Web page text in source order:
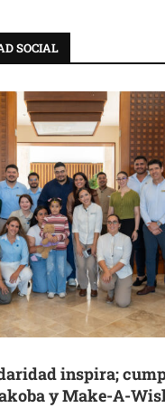
SOCIAL
inspira;
y Make-A-